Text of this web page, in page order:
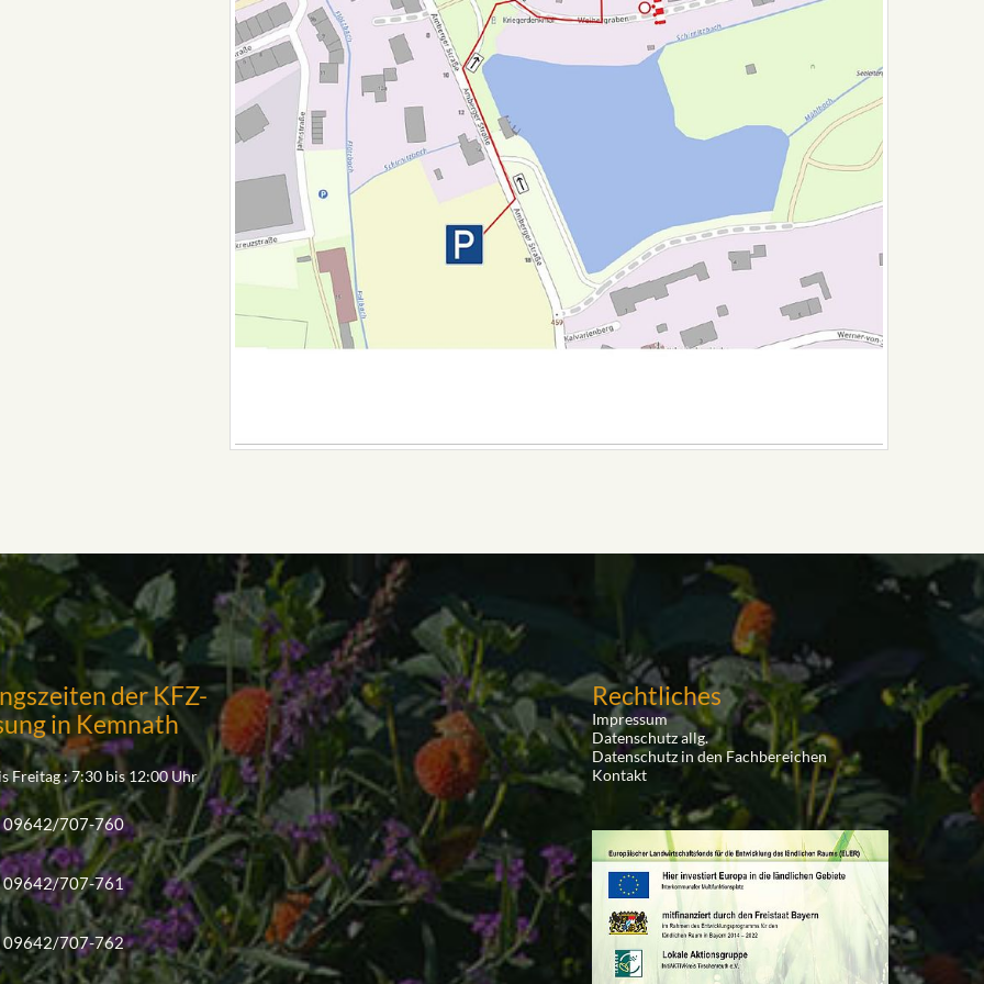
der KFZ-
in Kemnath
Freitag : 7:30 bis 12:00 Uhr
09642/707-760
09642/707-761
09642/707-762
Rechtliches
Impressum
Datenschutz allg.
Datenschutz in den Fachbereichen
Kontakt